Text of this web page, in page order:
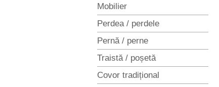
Mobilier
Perdea / perdele
Pernă / perne
Traistă / poșetă
Covor tradițional